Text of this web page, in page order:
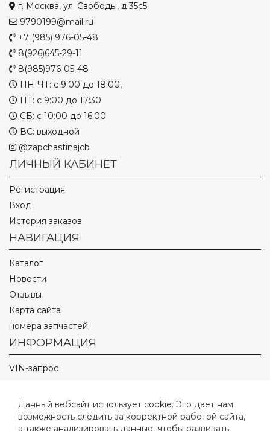
Данный вебсайт использует cookie. Это дает нам
возможность следить за корректной работой сайта,
а также анализировать данные, чтобы развивать
г. Москва, ул. Свободы, д.35с5
9790199@mail.ru
+7 (985) 976-05-48
8(926)645-29-11
8(985)976-05-48
ПН-ЧТ: с 9:00 до 18:00,
ПТ: с 9:00 до 17:30
СБ: с 10:00 до 16:00
ВС: выходной
@zapchastinajcb
ЛИЧНЫЙ КАБИНЕТ
Регистрация
Вход
История заказов
НАВИГАЦИЯ
Каталог
Новости
Отзывы
Карта сайта
номера запчастей
ИНФОРМАЦИЯ
VIN-запрос
Оптовым покупателям
Оплата и доставка